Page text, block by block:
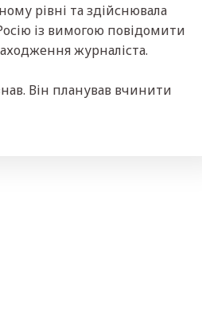
рівні та здійснювала
із вимогою повідомити
журналіста.
Він планував вчинити